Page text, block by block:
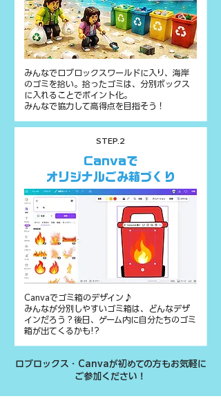
みんなでロブロックスワールドに入り、海岸
のゴミを拾い。拾ったゴミは、分別ボックス
に入れることでポイント化。
みんなで協力して高得点を目指そう！
STEP.2
Canvaで
オリジナルごみ箱づくり
Canvaでゴミ箱のデザイン♪
みんなが分別しやすいゴミ箱は、どんなデザ
インだろう？ 後日、ゲーム内に自分たちのゴミ
箱が出てくるかも!?
ロブロックス・Canvaが初めての方もお気軽に
ご参加ください！